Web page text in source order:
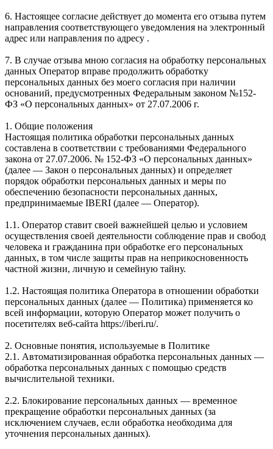
6. Настоящее согласие действует до момента его отзыва путем
направления соответствующего уведомления на электронный
адрес или направления по адресу .
7. В случае отзыва мною согласия на обработку персональных
данных Оператор вправе продолжить обработку
персональных данных без моего согласия при наличии
оснований, предусмотренных Федеральным законом №152-
ФЗ «О персональных данных» от 27.07.2006 г.
1. Общие положения
Настоящая политика обработки персональных данных
составлена в соответствии с требованиями Федерального
закона от 27.07.2006. № 152-ФЗ «О персональных данных»
(далее — Закон о персональных данных) и определяет
порядок обработки персональных данных и меры по
обеспечению безопасности персональных данных,
предпринимаемые IBERI (далее — Оператор).
1.1. Оператор ставит своей важнейшей целью и условием
осуществления своей деятельности соблюдение прав и свобод
человека и гражданина при обработке его персональных
данных, в том числе защиты прав на неприкосновенность
частной жизни, личную и семейную тайну.
1.2. Настоящая политика Оператора в отношении обработки
персональных данных (далее — Политика) применяется ко
всей информации, которую Оператор может получить о
посетителях веб-сайта https://iberi.ru/.
2. Основные понятия, используемые в Политике
2.1. Автоматизированная обработка персональных данных —
обработка персональных данных с помощью средств
вычислительной техники.
2.2. Блокирование персональных данных — временное
прекращение обработки персональных данных (за
исключением случаев, если обработка необходима для
уточнения персональных данных).